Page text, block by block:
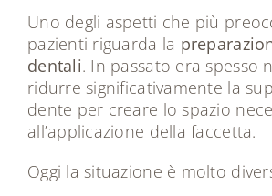
Uno degli aspetti che più
pazienti riguarda la
dentali. In passato era spesso
ridurre significativamente la
dente per creare lo spazio
all’applicazione della faccetta.
Oggi la situazione è molto